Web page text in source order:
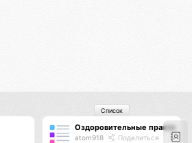
Оздоровительные практики
atom918 Поделиться
Список